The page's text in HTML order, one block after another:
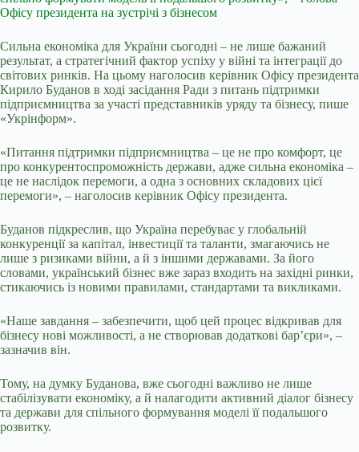
Офісу президента на зустрічі з бізнесом
Сильна економіка для України сьогодні – не лише бажаний
результат, а стратегічний фактор успіху у війні та інтеграції до
світових ринків. На цьому наголосив керівник Офісу президента
Кирило Буданов в ході засідання Ради з питань підтримки
підприємництва за участі представників уряду та бізнесу, пише
«Укрінформ».
«Питання підтримки підприємництва – це не про комфорт, це
про конкурентоспроможність держави, адже сильна економіка –
це не наслідок перемоги, а одна з основних складових цієї
перемоги», – наголосив керівник Офісу президента.
Буданов підкреслив, що Україна перебуває у глобальній
конкуренції за капітал, інвестиції та таланти, змагаючись не
лише з ризиками війни, а й з іншими державами. За його
словами, український бізнес вже зараз входить на західні ринки,
стикаючись із новими правилами, стандартами та викликами.
«Наше завдання – забезпечити, щоб цей процес відкривав для
бізнесу нові можливості, а не створював додаткові бар’єри», –
зазначив він.
Тому, на думку Буданова, вже сьогодні важливо не лише
стабілізувати економіку, а й налагодити активний діалог бізнесу
та держави для спільного формування моделі її подальшого
розвитку.